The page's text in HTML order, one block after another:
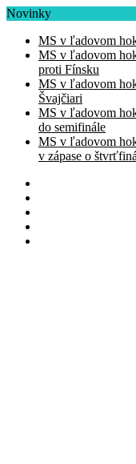
Novinky
MS v ľadovom
MS v ľadovom
proti Fínsku
MS v ľadovom
Švajčiari
MS v ľadovom
do semifinále
MS v ľadovom
v zápase o